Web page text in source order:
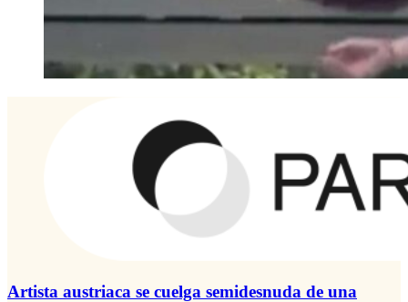
Artista austriaca se cuelga semidesnuda de una